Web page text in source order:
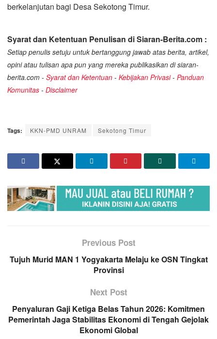
berkelanjutan bagi Desa Sekotong Timur.
Syarat dan Ketentuan Penulisan di Siaran-Berita.com :
Setiap penulis setuju untuk bertanggung jawab atas berita, artikel,
opini atau tulisan apa pun yang mereka publikasikan di siaran-
berita.com - Syarat dan Ketentuan - Kebijakan Privasi- Panduan
Komunitas - Disclaimer
Tags: KKN-PMD UNRAM Sekotong Timur
Previous Post
Tujuh Murid MAN 1 Yogyakarta Melaju ke OSN Tingkat
Provinsi
Next Post
Penyaluran Gaji Ketiga Belas Tahun 2026: Komitmen
Pemerintah Jaga Stabilitas Ekonomi di Tengah Gejolak
Ekonomi Global